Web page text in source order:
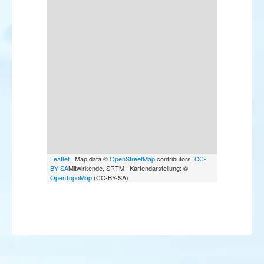
Leaflet | Map data ©OpenStreetMapcontributors, CC-
BY-SAMitwirkende, SRTM | Kartendarstellung: ©
OpenTopoMap (CC-BY-SA)